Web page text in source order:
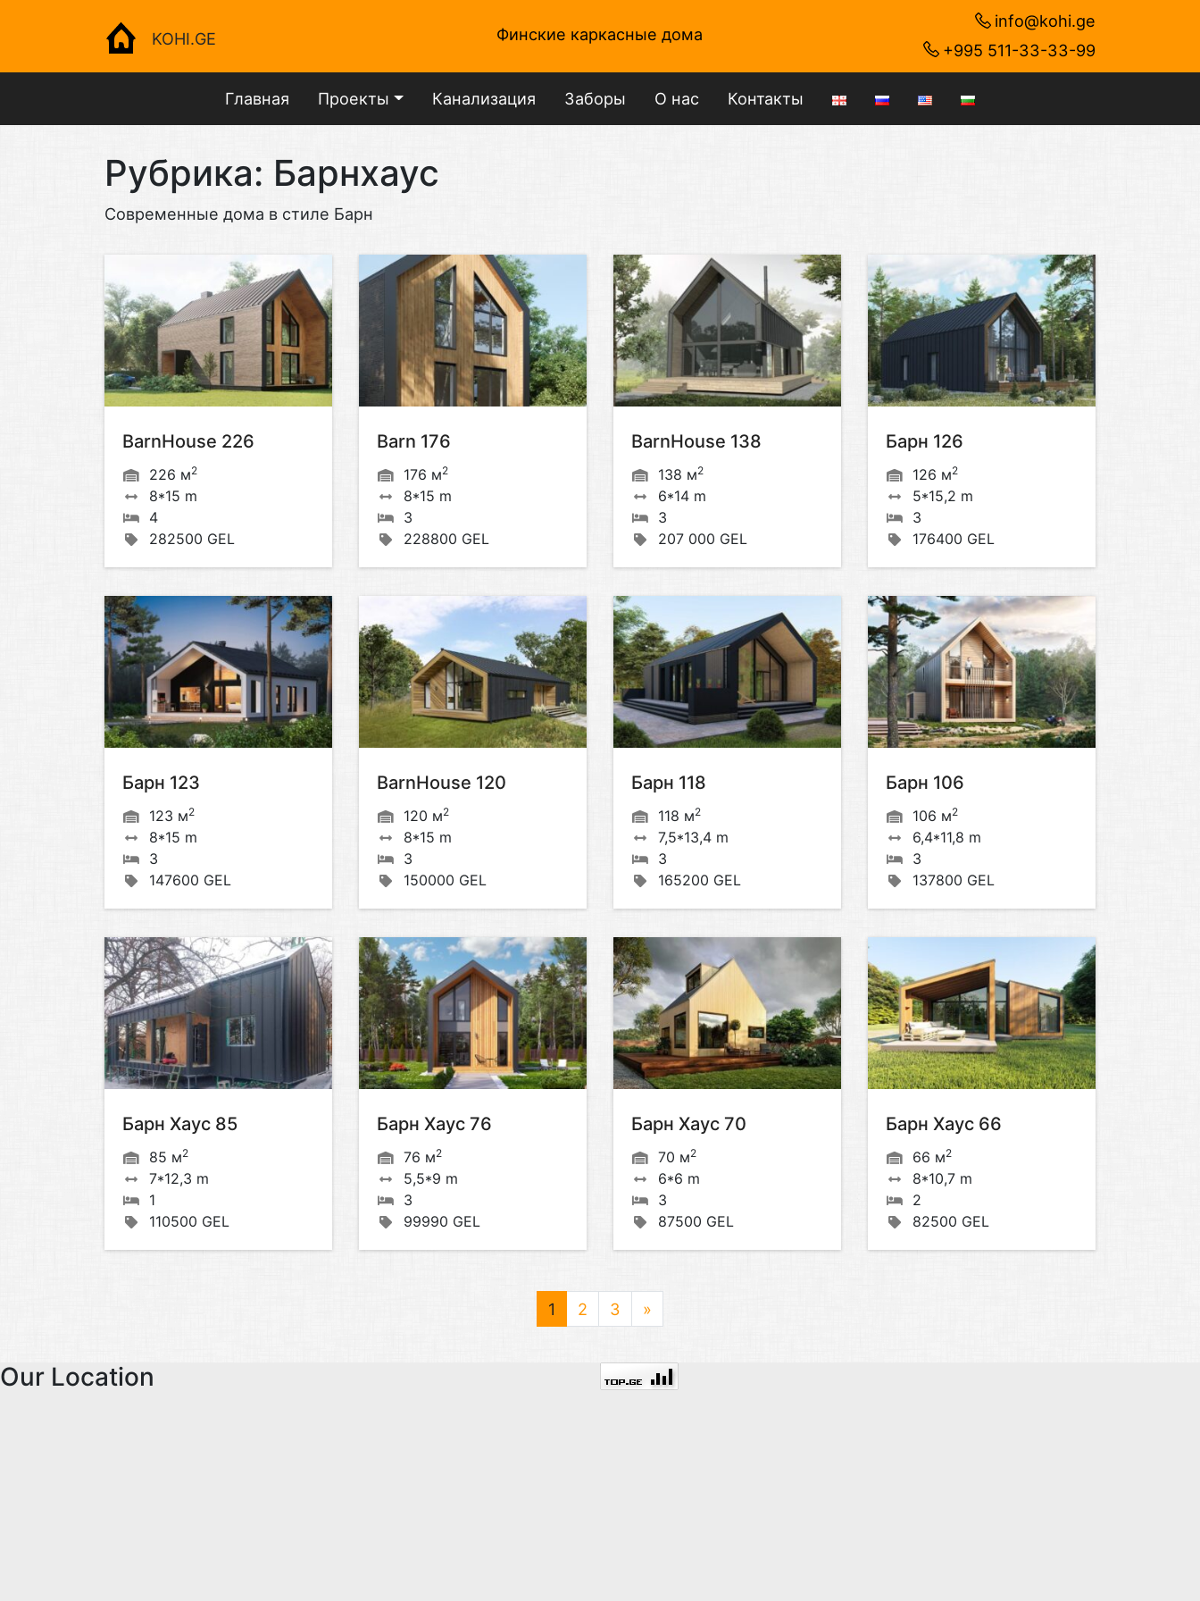
KOHI.GE Финские каркасные дома
info@kohi.ge
+995 511-33-33-99
Главная Проекты Канализация Заборы О нас Контакты
Рубрика: Барнхаус
Современные дома в стиле Барн
BarnHouse 226
226 м2
8*15 m
4
282500 GEL
Barn 176
176 м2
8*15 m
3
228800 GEL
BarnHouse 138
138 м2
6*14 m
3
207 000 GEL
Барн 126
126 м2
5*15,2 m
3
176400 GEL
Барн 123
123 м2
8*15 m
3
147600 GEL
BarnHouse 120
120 м2
8*15 m
3
150000 GEL
Барн 118
118 м2
7,5*13,4 m
3
165200 GEL
Барн 106
106 м2
6,4*11,8 m
3
137800 GEL
Барн Хаус 85
85 м2
7*12,3 m
1
110500 GEL
Барн Хаус 76
76 м2
5,5*9 m
3
99990 GEL
Барн Хаус 70
70 м2
6*6 m
3
87500 GEL
Барн Хаус 66
66 м2
8*10,7 m
2
82500 GEL
1 2 3 »
Our Location